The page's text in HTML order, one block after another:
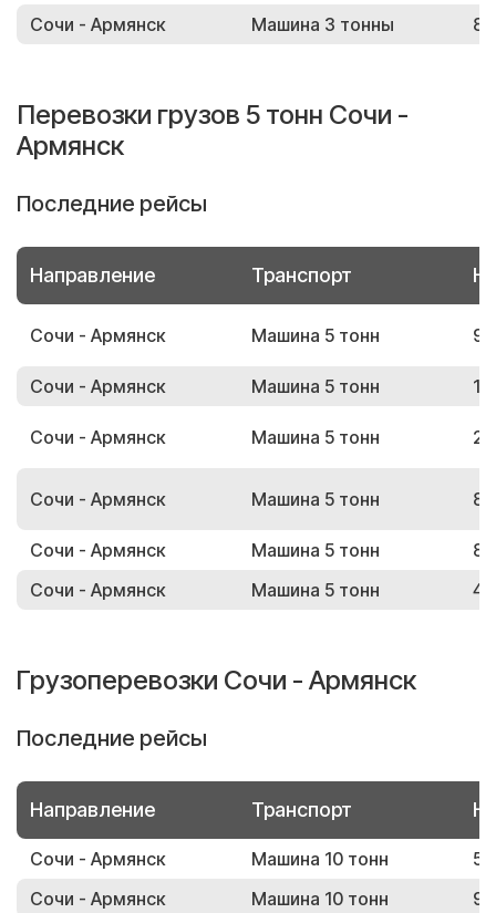
Сочи - Армянск Машина 3 тонны
Перевозки грузов 5 тонн Сочи -
Армянск
Последние рейсы
Направление Транспорт
Сочи - Армянск Машина 5 тонн
Сочи - Армянск Машина 5 тонн
Сочи - Армянск Машина 5 тонн
Сочи - Армянск Машина 5 тонн
Сочи - Армянск Машина 5 тонн
Сочи - Армянск
Машина 5 тонн
Грузоперевозки Сочи - Армянск
Последние рейсы
Направление Транспорт
Сочи - Армянск Машина 10 тонн
Сочи - Армянск
Машина 10 тонн